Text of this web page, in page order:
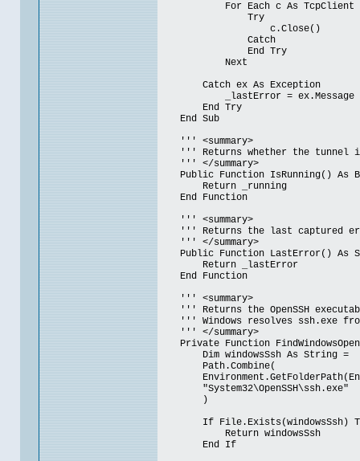
For Each c As TcpClient
Try
c.Close()
Catch
End Try
Next
Catch ex As Exception
_lastError = ex.Message
End Try
End Sub
''' <summary>
''' Returns whether the tunnel
''' </summary>
Public Function IsRunning() As
Return _running
End Function
''' <summary>
''' Returns the last captured
''' </summary>
Public Function LastError() As
Return _lastError
End Function
''' <summary>
''' Returns the OpenSSH
''' Windows resolves ssh.exe
''' </summary>
Private Function
Dim windowsSsh As String =
Path.Combine(
"System32\OpenSSH\ssh.exe"
)
If File.Exists(windowsSsh)
Return windowsSsh
End If